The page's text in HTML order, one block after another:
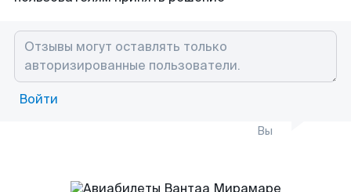
Войти
Вы